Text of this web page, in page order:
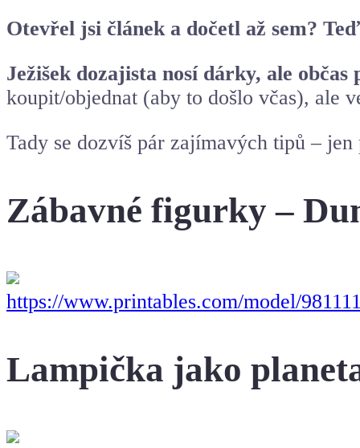
Otevřel jsi článek a dočetl až sem?
Ježišek dozajista nosí dárky, ale
koupit/objednat (aby to došlo včas), ale
Tady se dozvíš pár zajímavých tipů –
Zábavné figurky –
https://www.printables.com/model/
Lampička jako